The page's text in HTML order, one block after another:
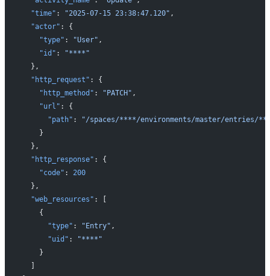
  "time"
: "2025-07-15 23:38:47.120" ,
  "actor"
: {
    "type"
: "User" ,
    "id"
:
"****"
  },
  "http_request"
: {
    "http_method"
: "PATCH" ,
    "url"
: {
      "path"
:
"/spaces/****/environments/master/entries/
    }
  },
  "http_response"
: {
    "code"
: 200
  },
  "web_resources"
: [
    {
      "type"
: "Entry" ,
      "uid"
:
"****"
    }